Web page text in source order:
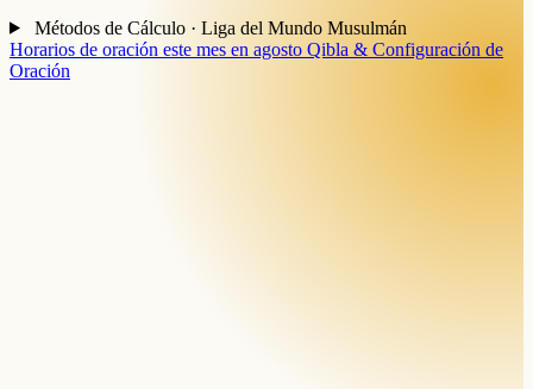
Métodos de Cálculo · Liga del Mundo Musulmán
Horarios de oración este mes en agosto Qibla & Configuración de
Oración